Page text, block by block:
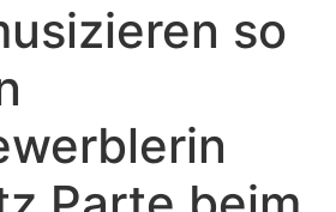
so